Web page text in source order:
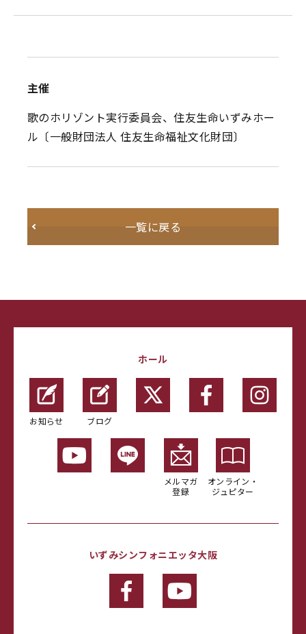
主催
歌のホリゾント実行委員会、住友生命いずみホー
ル〔一般財団法人 住友生命福祉文化財団〕
一覧に戻る
ホール
お知らせ ブログ
メルマガ
登録
オンライン・
ジュピター
いずみシンフォニエッタ大阪